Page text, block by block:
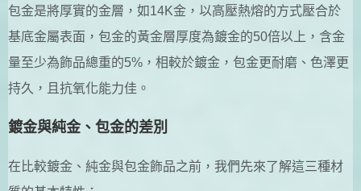
包金是將厚實的金層，如14K金，以高壓熱熔的方式壓合於
基底金屬表面，包金的黃金層厚度為鍍金的50倍以上，含金
量至少為飾品總重的5%，相較於鍍金，包金更耐磨、色澤更
持久，且抗氧化能力佳。
鍍金與純金、包金的差別
在比較鍍金、純金與包金飾品之前，我們先來了解這三種材